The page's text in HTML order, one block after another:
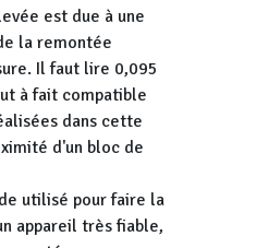
est due à une
la remontée
Il faut lire 0,095
à fait compatible
dans cette
d'un bloc de
utilisé pour faire la
appareil très fiable,